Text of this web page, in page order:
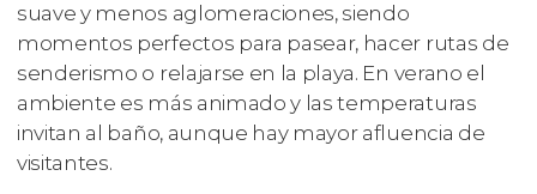
suave y menos aglomeraciones, siendo
momentos perfectos para pasear, hacer rutas de
senderismo o relajarse en la playa. En verano el
ambiente es más animado y las temperaturas
invitan al baño, aunque hay mayor afluencia de
visitantes.